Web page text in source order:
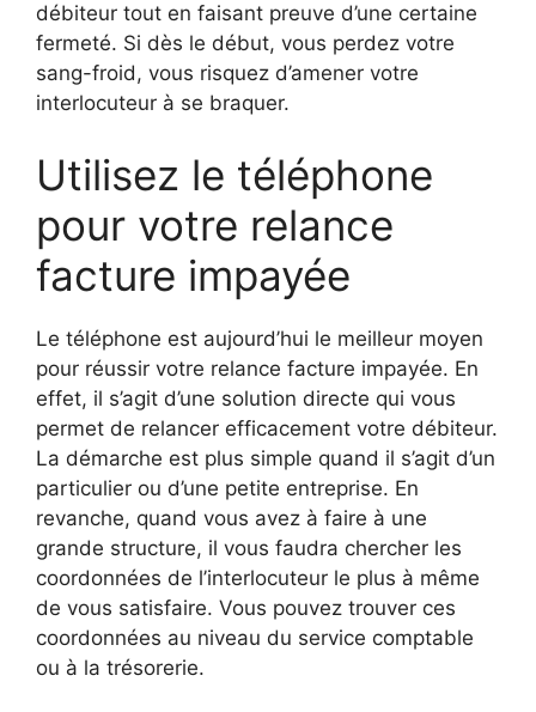
débiteur tout en faisant preuve d’une certaine
fermeté. Si dès le début, vous perdez votre
sang-froid, vous risquez d’amener votre
interlocuteur à se braquer.
Utilisez le téléphone
pour votre relance
facture impayée
Le téléphone est aujourd’hui le meilleur moyen
pour réussir votre relance facture impayée. En
effet, il s’agit d’une solution directe qui vous
permet de relancer efficacement votre débiteur.
La démarche est plus simple quand il s’agit d’un
particulier ou d’une petite entreprise. En
revanche, quand vous avez à faire à une
grande structure, il vous faudra chercher les
coordonnées de l’interlocuteur le plus à même
de vous satisfaire. Vous pouvez trouver ces
coordonnées au niveau du service comptable
ou à la trésorerie.